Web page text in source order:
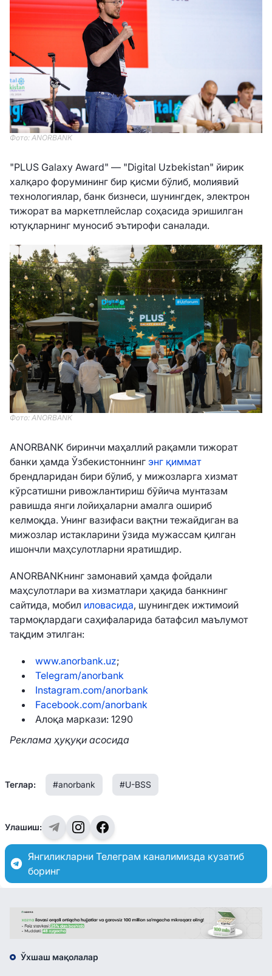
Фото: ANORBANK
"PLUS Galaxy Award" — "Digital Uzbekistan" йирик
халқаро форумининг бир қисми бўлиб, молиявий
технологиялар, банк бизнеси, шунингдек, электрон
тижорат ва маркетплейслар соҳасида эришилган
ютуқларнинг муносиб эътирофи саналади.
Фото: ANORBANK
ANORBANK биринчи маҳаллий рақамли тижорат
банки ҳамда Ўзбекистоннинг энг қиммат
брендларидан бири бўлиб, у мижозларга хизмат
кўрсатишни ривожлантириш бўйича мунтазам
равишда янги лойиҳаларни амалга ошириб
келмоқда. Унинг вазифаси вақтни тежайдиган ва
мижозлар истакларини ўзида мужассам қилган
ишончли маҳсулотларни яратишдир.
ANORBANKнинг замонавий ҳамда фойдали
маҳсулотлари ва хизматлари ҳақида банкнинг
сайтида, мобил иловасида, шунингдек ижтимоий
тармоқлардаги саҳифаларида батафсил маълумот
тақдим этилган:
www.anorbank.uz;
Telegram/anorbank
Instagram.com/anorbank
Facebook.com/anorbank
Алоқа маркази: 1290
Реклама ҳуқуқи асосида
Теглар: #anorbank #U-BSS
Улашиш:
Янгиликларни Телеграм каналимизда кузатиб
боринг
Ўхшаш мақолалар